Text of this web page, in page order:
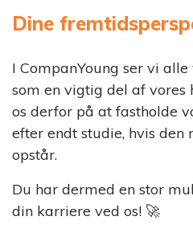
Dine
I CompanYoung ser vi
som en vigtig del af
os derfor på at fastholde
efter endt studie, hvis
opstår.
Du har dermed en stor
din karriere ved os! 🚀